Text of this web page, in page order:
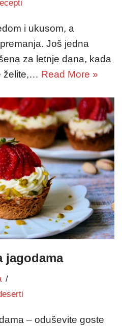
i ukusom, a
Još jedna
za letnje dana, kada
želite,… Read More »
jagodama
– oduševite goste